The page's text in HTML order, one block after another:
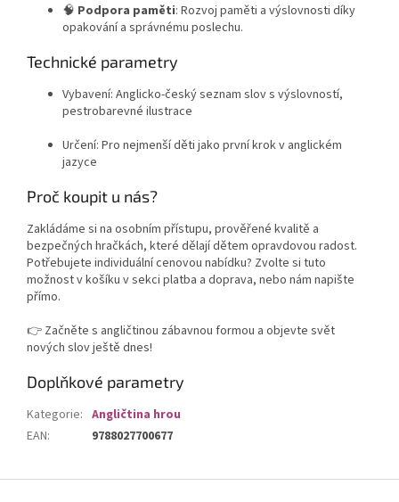
🧠 Podpora paměti: Rozvoj paměti a výslovnosti díky
opakování a správnému poslechu.
Technické parametry
Vybavení: Anglicko-český seznam slov s výslovností,
pestrobarevné ilustrace
Určení: Pro nejmenší děti jako první krok v anglickém
jazyce
Proč koupit u nás?
Zakládáme si na osobním přístupu, prověřené kvalitě a
bezpečných hračkách, které dělají dětem opravdovou radost.
Potřebujete individuální cenovou nabídku? Zvolte si tuto
možnost v košíku v sekci platba a doprava, nebo nám napište
přímo.
👉 Začněte s angličtinou zábavnou formou a objevte svět
nových slov ještě dnes!
Doplňkové parametry
Kategorie: Angličtina hrou
EAN: 9788027700677